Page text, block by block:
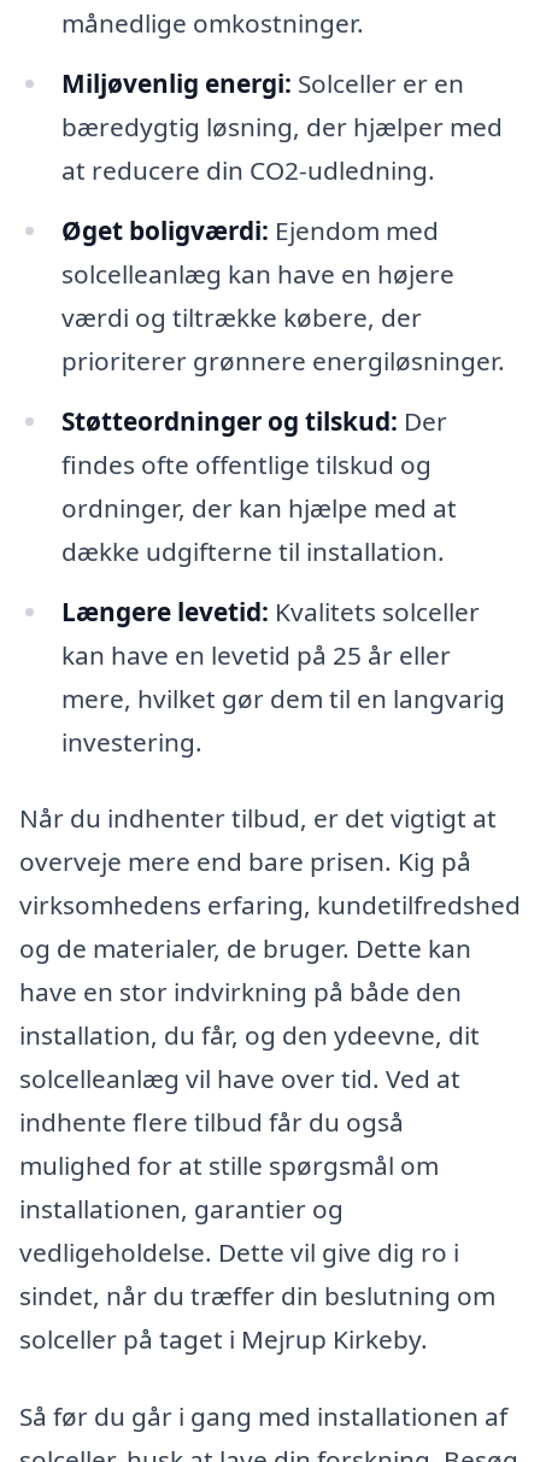
månedlige omkostninger.
Miljøvenlig energi: Solceller er en
bæredygtig løsning, der hjælper med
at reducere din CO2-udledning.
Øget boligværdi: Ejendom med
solcelleanlæg kan have en højere
værdi og tiltrække købere, der
prioriterer grønnere energiløsninger.
Støtteordninger og tilskud: Der
findes ofte offentlige tilskud og
ordninger, der kan hjælpe med at
dække udgifterne til installation.
Længere levetid: Kvalitets solceller
kan have en levetid på 25 år eller
mere, hvilket gør dem til en langvarig
investering.
Når du indhenter tilbud, er det vigtigt at
overveje mere end bare prisen. Kig på
virksomhedens erfaring, kundetilfredshed
og de materialer, de bruger. Dette kan
have en stor indvirkning på både den
installation, du får, og den ydeevne, dit
solcelleanlæg vil have over tid. Ved at
indhente flere tilbud får du også
mulighed for at stille spørgsmål om
installationen, garantier og
vedligeholdelse. Dette vil give dig ro i
sindet, når du træffer din beslutning om
solceller på taget i Mejrup Kirkeby.
Så før du går i gang med installationen af